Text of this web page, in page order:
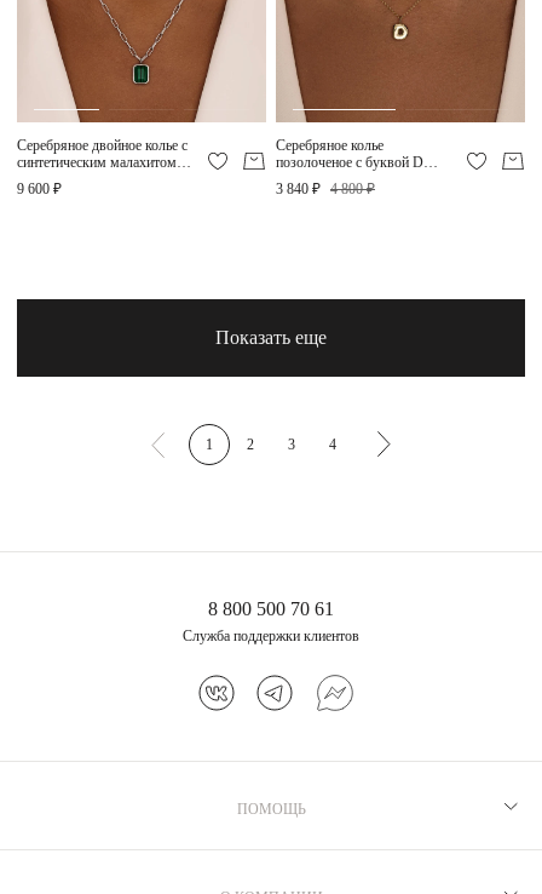
Серебряное двойное колье с
синтетическим малахитом и
жемчугом MIESTILO
9 600 ₽
Серебряное колье
позолоченое с буквой D
3 840 ₽ 4 800 ₽
Показать еще
1 2 3 4
8 800 500 70 61
Служба поддержки клиентов
ПОМОЩЬ
Рекомендации по уходу